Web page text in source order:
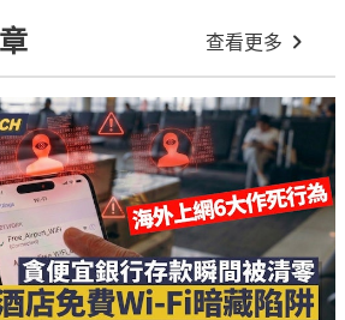
查看更多